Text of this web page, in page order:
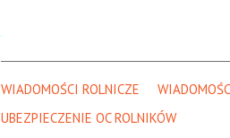
WIADOMOŚCI ROLNICZE
UBEZPIECZENIE OC ROLNIKÓW